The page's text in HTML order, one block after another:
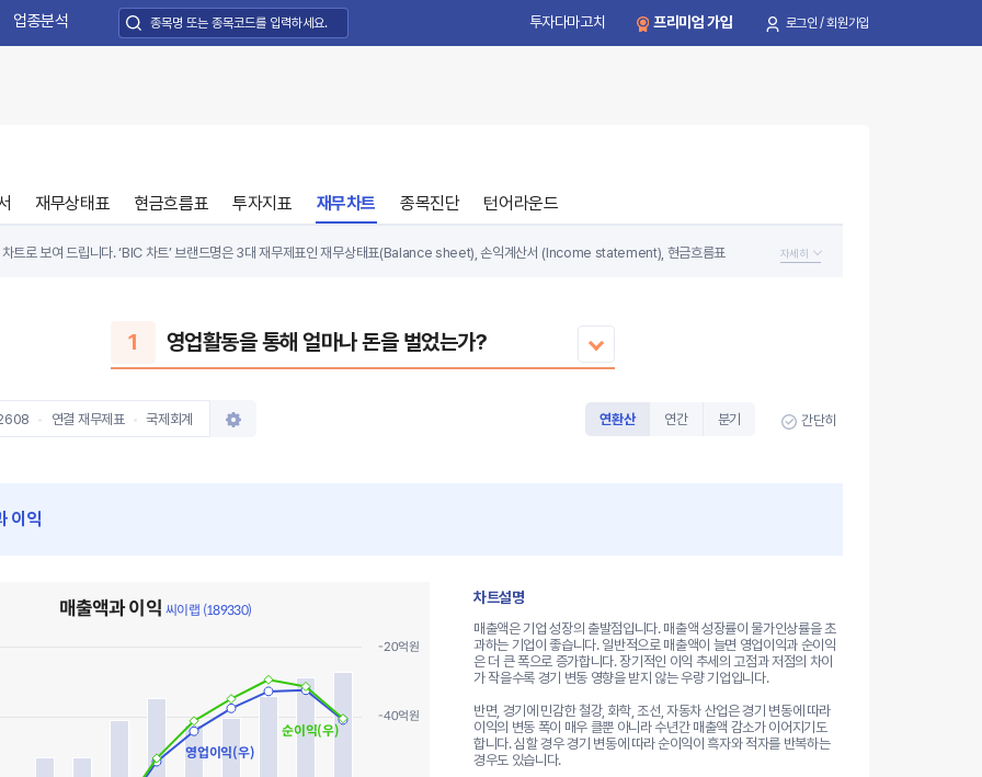
업종분석 투자다마고치 프리미엄 가입 로그인 / 회원가입
재무상태표 현금흐름표 투자지표 재무차트 종목진단 턴어라운드
자세히
차트로 보여 드립니다. ‘BIC 차트’ 브랜드명은 3대 재무제표인 재무상태표(Balance sheet), 손익계산서 (Income statement), 현금흐름표
비싼지 등을 종합적으로 판단해 빠른 투자의사 결정을 내리는 데 도움을 드립니다.
1 영업활동을 통해 얼마나 돈을 벌었는가?
연결 재무제표 국제회계 연환산 연간 분기 간단히
이익
with 3 data series.
axis displaying categories.
Y axes displaying values values and values.
영업이익(우)
순이익(우)
매출액과 이익씨이랩 (189330)
-40억원
-20억원
차트설명
매출액은 기업 성장의 출발점입니다. 매출액 성장률이 물가인상률을 초
과하는 기업이 좋습니다. 일반적으로 매출액이 늘면 영업이익과 순이익
은 더 큰 폭으로 증가합니다. 장기적인 이익 추세의 고점과 저점의 차이
가 작을수록 경기 변동 영향을 받지 않는 우량 기업입니다.
반면, 경기에 민감한 철강, 화학, 조선, 자동차 산업은 경기 변동에 따라
이익의 변동 폭이 매우 클뿐 아니라 수년간 매출액 감소가 이어지기도
합니다. 심할 경우 경기 변동에 따라 순이익이 흑자와 적자를 반복하는
경우도 있습니다.